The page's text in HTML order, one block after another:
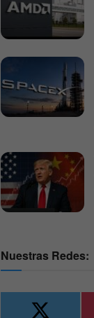
Nuestras Redes: